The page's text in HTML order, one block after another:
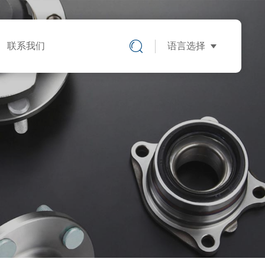
联系我们 语言选择
中文版
英文版